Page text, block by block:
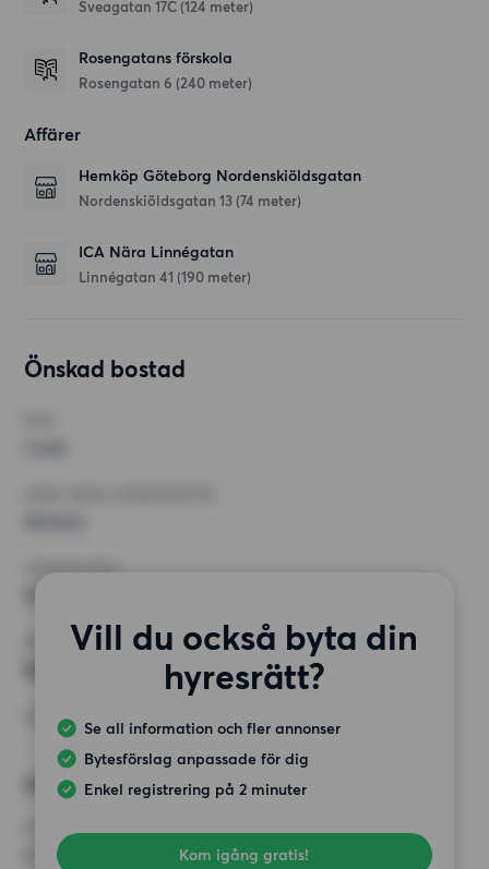
Sveagatan 17C (124 meter)
Rosengatans förskola
Rosengatan 6 (240 meter)
Affärer
Hemköp Göteborg Nordenskiöldsgatan
Nordenskiöldsgatan 13 (74 meter)
ICA Nära Linnégatan
Linnégatan 41 (190 meter)
Önskad bostad
Vill du också byta din
hyresrätt?
Se all information och fler annonser
Bytesförslag anpassade för dig
Enkel registrering på 2 minuter
Kom igång gratis!
HÖGSTA HYRA
15 000 kr
Blivande BRF, Inga speciella krav
ÖVRIGA PREFERENSER
Alternativt önskemål
2 rum